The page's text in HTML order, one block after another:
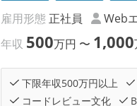
雇用形態 正社員 Web
年収 500万円 〜 1,000
下限年収500万円以上
コードレビュー文化